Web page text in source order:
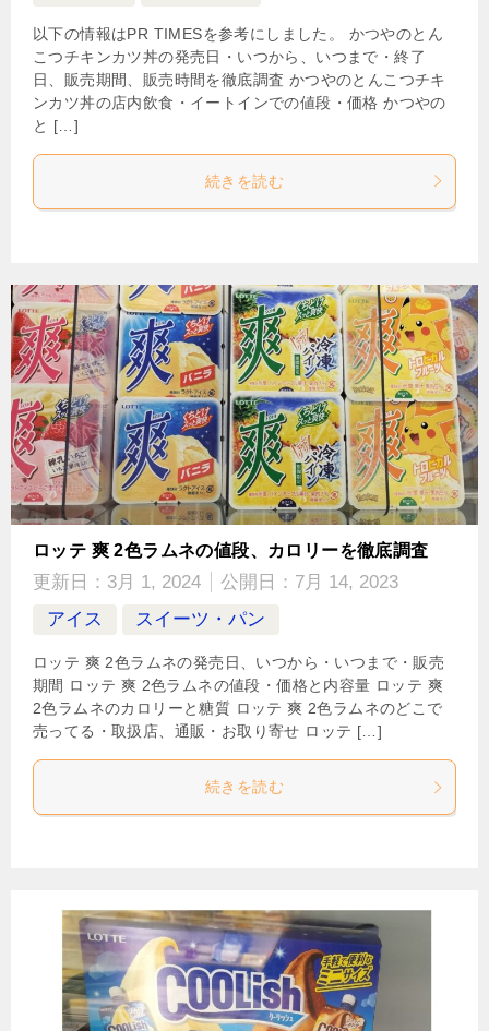
以下の情報はPR TIMESを参考にしました。 かつやのとん
こつチキンカツ丼の発売日・いつから、いつまで・終了
日、販売期間、販売時間を徹底調査 かつやのとんこつチキ
ンカツ丼の店内飲食・イートインでの値段・価格 かつやの
と […]
続きを読む
ロッテ 爽 2色ラムネの値段、カロリーを徹底調査
更新日： 3月 1, 2024 公開日： 7月 14, 2023
アイス
スイーツ・パン
ロッテ 爽 2色ラムネの発売日、いつから・いつまで・販売
期間 ロッテ 爽 2色ラムネの値段・価格と内容量 ロッテ 爽
2色ラムネのカロリーと糖質 ロッテ 爽 2色ラムネのどこで
売ってる・取扱店、通販・お取り寄せ ロッテ […]
続きを読む